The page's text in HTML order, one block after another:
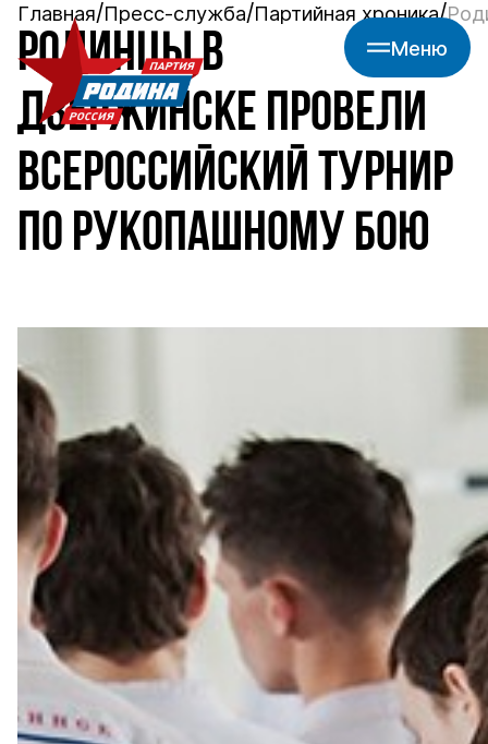
Меню
Главная Пресс-служба Партийная хроника
РОДИНЦЫ В
ДЗЕРЖИНСКЕ ПРОВЕЛИ
ВСЕРОССИЙСКИЙ ТУРНИР
ПО РУКОПАШНОМУ БОЮ